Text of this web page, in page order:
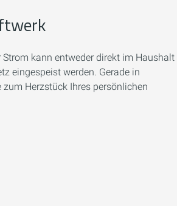
kann entweder direkt im Haushalt
eingespeist werden. Gerade in
Herzstück Ihres persönlichen